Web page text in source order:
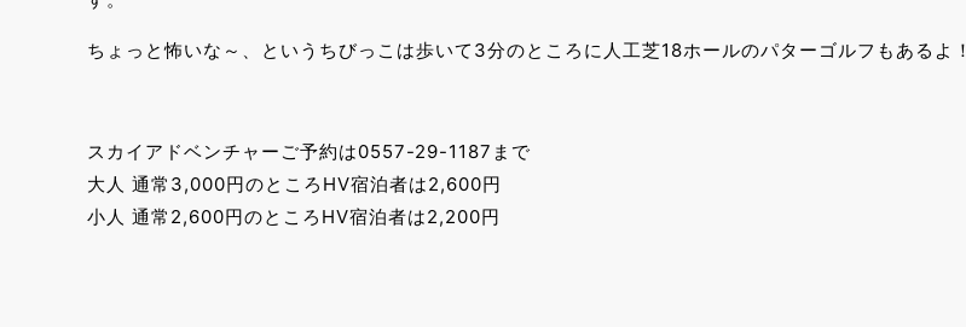
ちょっと怖いな～、というちびっこは歩いて3分のところに人工芝18ホールのパターゴルフもあるよ！
スカイアドベンチャーご予約は0557-29-1187まで
大人 通常3,000円のところHV宿泊者は2,600円
小人 通常2,600円のところHV宿泊者は2,200円